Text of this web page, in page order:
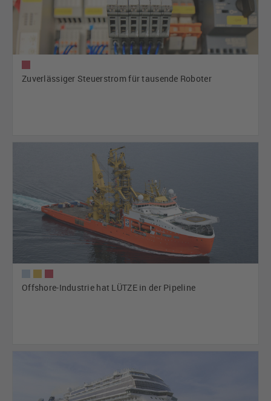
Zuverlässiger Steuerstrom für tausende Roboter
Offshore-Industrie hat LÜTZE in der Pipeline